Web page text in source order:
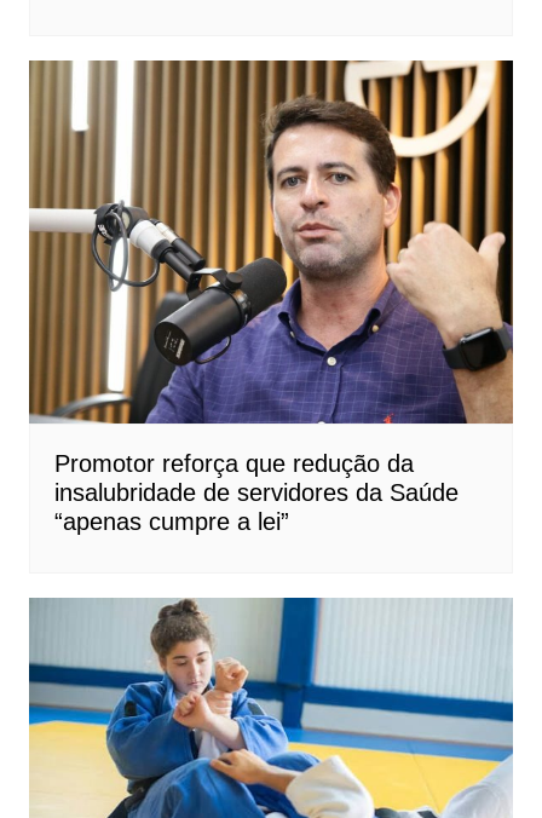
Promotor reforça que redução da
insalubridade de servidores da Saúde
“apenas cumpre a lei”